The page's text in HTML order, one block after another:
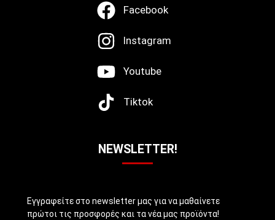
Facebook
Instagram
Youtube
Tiktok
NEWSLETTER!
Εγγραφείτε στο newsletter μας για να μαθαίνετε
πρώτοι τις προσφορές και τα νέα μας προϊόντα!